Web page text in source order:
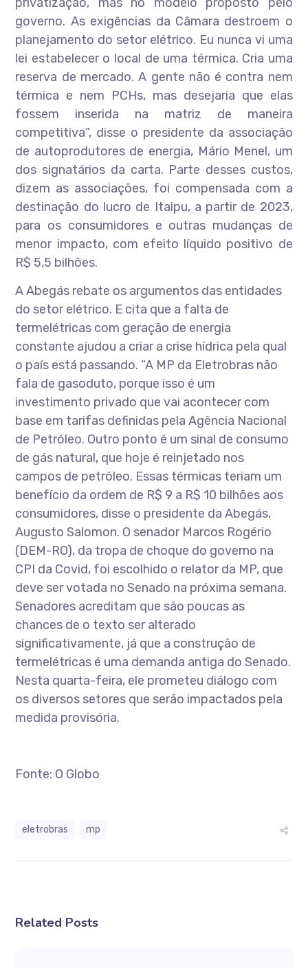
governo. As exigências da Câmara destroem o
planejamento do setor elétrico. Eu nunca vi uma
lei estabelecer o local de uma térmica. Cria uma
reserva de mercado. A gente não é contra nem
térmica e nem PCHs, mas desejaria que elas
fossem inserida na matriz de maneira
competitiva”, disse o presidente da associação
de autoprodutores de energia, Mário Menel, um
dos signatários da carta. Parte desses custos,
dizem as associações, foi compensada com a
destinação do lucro de Itaipu, a partir de 2023,
para os consumidores e outras mudanças de
menor impacto, com efeito líquido positivo de
R$ 5,5 bilhões.
A Abegás rebate os argumentos das entidades
do setor elétrico. E cita que a falta de
termelétricas com geração de energia
constante ajudou a criar a crise hídrica pela qual
o país está passando. “A MP da Eletrobras não
fala de gasoduto, porque isso é um
investimento privado que vai acontecer com
base em tarifas definidas pela Agência Nacional
de Petróleo. Outro ponto é um sinal de consumo
de gás natural, que hoje é reinjetado nos
campos de petróleo. Essas térmicas teriam um
benefício da ordem de R$ 9 a R$ 10 bilhões aos
consumidores, disse o presidente da Abegás,
Augusto Salomon. O senador Marcos Rogério
(DEM-RO), da tropa de choque do governo na
CPI da Covid, foi escolhido o relator da MP, que
deve ser votada no Senado na próxima semana.
Senadores acreditam que são poucas as
chances de o texto ser alterado
significativamente, já que a construção de
termelétricas é uma demanda antiga do Senado.
Nesta quarta-feira, ele prometeu diálogo com
os diversos setores que serão impactados pela
medida provisória.
Fonte: O Globo
eletrobras mp
Related Posts